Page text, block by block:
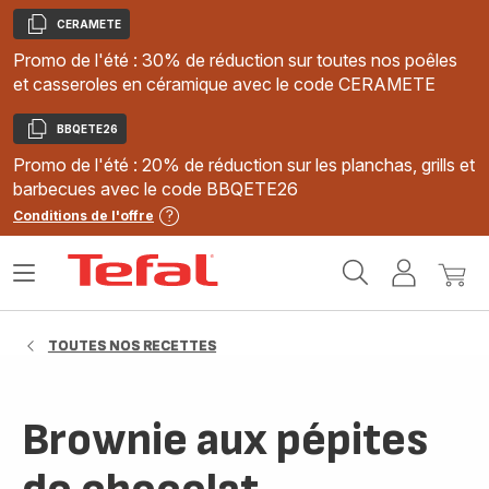
Copier
CERAMETE
Promo de l'été : 30% de réduction sur toutes nos poêles
et casseroles en céramique avec le code CERAMETE
Copier
BBQETE26
Promo de l'été : 20% de réduction sur les planchas, grills et
barbecues avec le code BBQETE26
Conditions de l'offre
MonMon
Ouvrir
TOUTES NOS RECETTES
Brownie aux pépites